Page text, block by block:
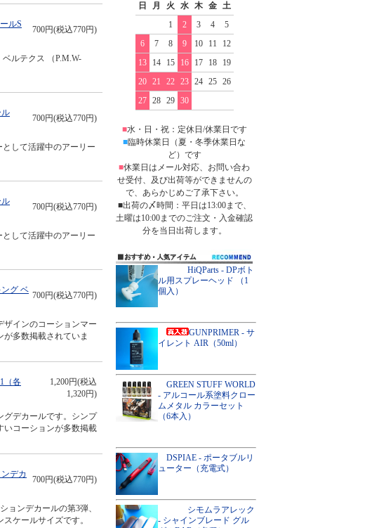
ルS
700円(税込770円)
ルテクス （P.M.W-
ル
700円(税込770円)
して活躍中のアーリー
ル
700円(税込770円)
して活躍中のアーリー
グ ベ
700円(税込770円)
ザインのコーションマー
多数掲載されていま
（各
1,200円(税込
1,320円)
グデカールです。シンプ
いコーションが多数掲載
デカ
700円(税込770円)
ョンデカールの第3弾、
ケールサイズです。
日
月 火 水 木 金
土
1
2 3 4
5
6
7 8 9 10 11
12
13
14 15 16 17 18
19
20
21 22 23 24 25
26
27
28 29 30
■水・日・祝：定休日/休業日です
■臨時休業日（夏・冬季休業日な
ど）です
■休業日はメール対応、お問い合わ
せ受付、及び出荷等ができませんの
で、あらかじめご了承下さい。
■出荷の〆時間：平日は13:00まで、
土曜は10:00までのご注文・入金確認
分を当日出荷します。
HiQParts - DPボト
ル用スプレーヘッド （1
個入）
GUNPRIMER - サ
イレント AIR（50ml）
GREEN STUFF WORLD
- アルコール系塗料クロー
ムメタル カラーセット
（6本入）
DSPIAE - ポータブルリ
ューター（充電式）
シモムラアレック
- シャインブレード グル